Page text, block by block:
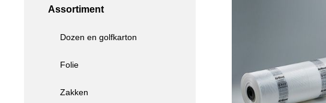
Assortiment
Dozen en golfkarton
Folie
Zakken